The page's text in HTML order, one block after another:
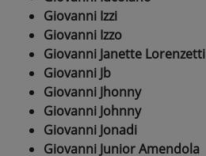
Giovanni Izzi
Giovanni Izzo
Giovanni Janette Lorenzetti
Giovanni Jb
Giovanni Jhonny
Giovanni Johnny
Giovanni Jonadi
Giovanni Junior Amendola